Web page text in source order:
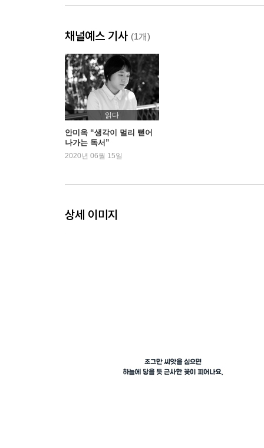
채널예스 기사 (1개)
읽다
안미옥 “생각이 멀리 뻗어
나가는 독서”
2020년 06월 15일
상세 이미지